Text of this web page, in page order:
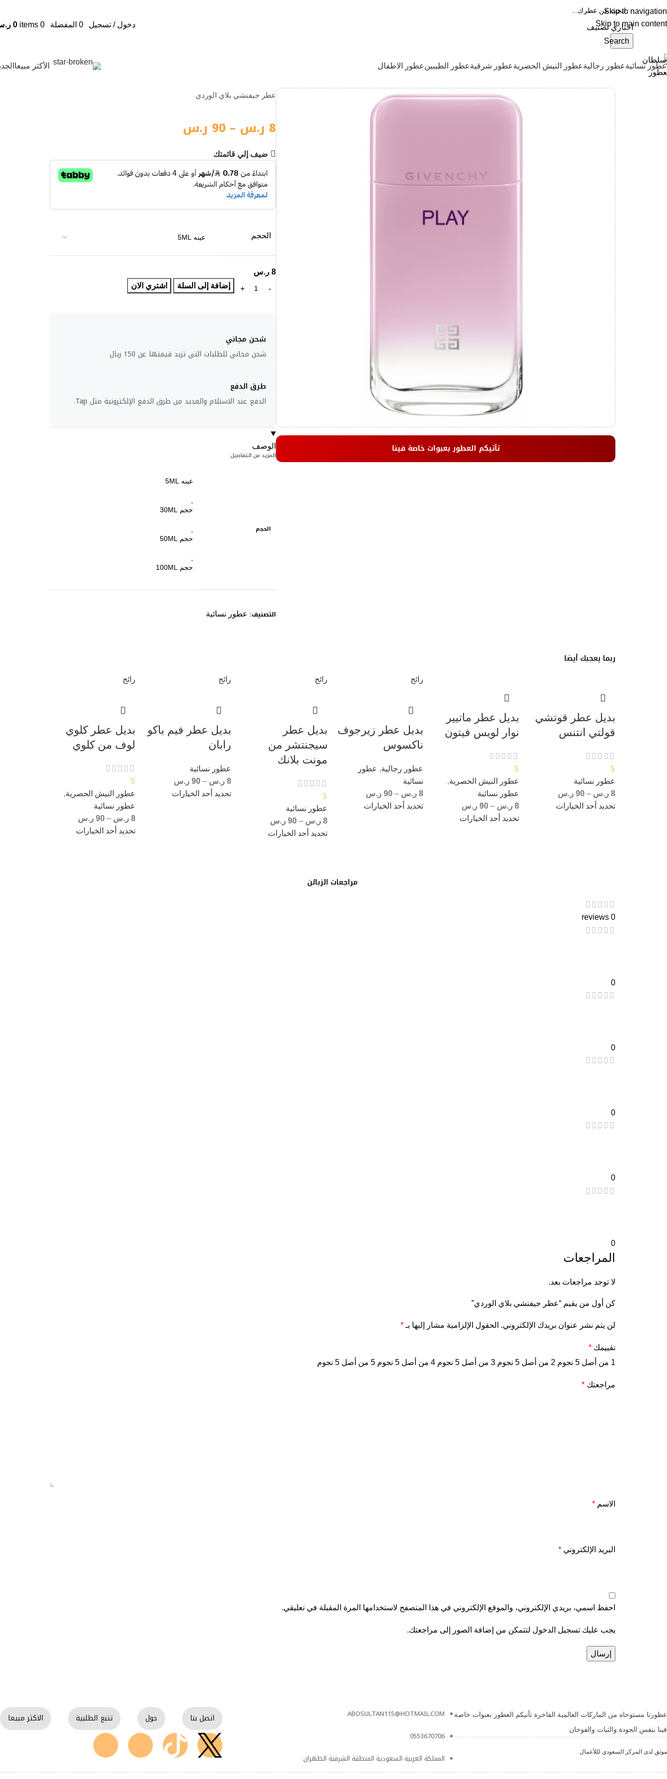
Skip to navigation
Skip to main content
WA
IN
اختاري تصنيف
Search
دخول / تسجيل 0 المفضلة 0
items
0
عطور نسائيةعطور رجاليةعطور النيش الحصريةعطور شرقيةعطور الطيبينعطور الاطفال الأكثر مبيعا
تأتيكم العطور بعبوات خاصة فينا
عطر جيفنشي بلاي الوردي
8 ر.س –
90 ر.س
ضيف إلي قائمتك
الحجم
8 ر.س
إضافة إلى السلة
اشتري الان
شحن مجاني
شحن مجاني للطلبات التي تزيد قيمتها عن 150 ريال
طرق الدفع
الدفع عند الاستلام والعديد من طرق الدفع الإلكترونية مثل Tap.
الوصف
المزيد من التفاصيل
الحجم
عينه 5ML
حجم 30ML
حجم 50ML
حجم 100ML
التصنيف: عطور نسائية
ربما يعجبك أيضا
بديل عطر قوتشي
قولتي انتنس
5
عطور نسائية
8 ر.س –
90 ر.س
تحديد أحد الخيارات
بديل عطر ماتيير
نوار لويس فيتون
5
عطور النيش الحصرية,
عطور نسائية
8 ر.س –
90 ر.س
تحديد أحد الخيارات
رائج
بديل عطر زيرجوف
ناكسوس
عطور رجالية, عطور
نسائية
8 ر.س –
90 ر.س
تحديد أحد الخيارات
رائج
بديل عطر
سيجنتشر من
مونت بلانك
5
عطور نسائية
8 ر.س –
90 ر.س
تحديد أحد الخيارات
رائج
بديل عطر فيم باكو
رابان
عطور نسائية
8 ر.س –
90 ر.س
تحديد أحد الخيارات
رائج
بديل عطر كلوي
لوف من كلوي
5
عطور النيش الحصرية,
عطور نسائية
8 ر.س –
90 ر.س
تحديد أحد الخيارات
مراجعات الزبائن
0 reviews
0
0
0
0
0
المراجعات
لا توجد مراجعات بعد.
كن أول من يقيم “عطر جيفنشي بلاي الوردي”
لن يتم نشر عنوان بريدك الإلكتروني. الحقول الإلزامية مشار إليها بـ*
تقييمك*
1 من أصل 5 نجوم
2 من أصل 5 نجوم 3 من أصل 5 نجوم 4 من أصل 5 نجوم 5 من أصل 5 نجوم
مراجعتك*
الاسم*
البريد الإلكتروني*
احفظ اسمي، بريدي الإلكتروني، والموقع الإلكتروني في هذا المتصفح لاستخدامها المرة المقبلة في تعليقي.
يجب عليك تسجيل الدخول لتتمكن من إضافة الصور إلى مراجعتك.
عطورنا مستوحاه من الماركات العالمية الفاخرة تأتيكم العطور بعبوات خاصة
فينا بنفس الجودة والثبات والفوحان
موثق لدى المركز السعودي لللأعمال
ABOSULTAN115@HOTMAIL.COM
0553670706
المملكة العربية السعودية المنطقة الشرقية الظهران
اتصل بنا حول تتبع الطلبية الاكثر مبيعا